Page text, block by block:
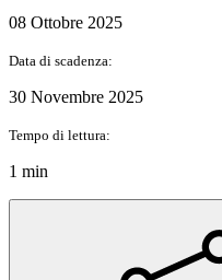
08 Ottobre 2025
Data di scadenza:
30 Novembre 2025
Tempo di lettura:
1 min